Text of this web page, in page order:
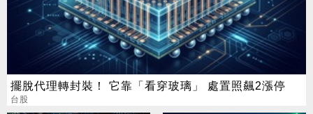
擺脫代理轉封裝！ 它靠「看穿玻璃」 處置照飆2漲停
台股